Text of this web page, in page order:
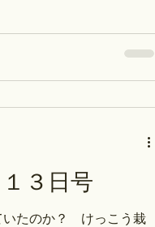
３日号
いたのか？ けっこう栽